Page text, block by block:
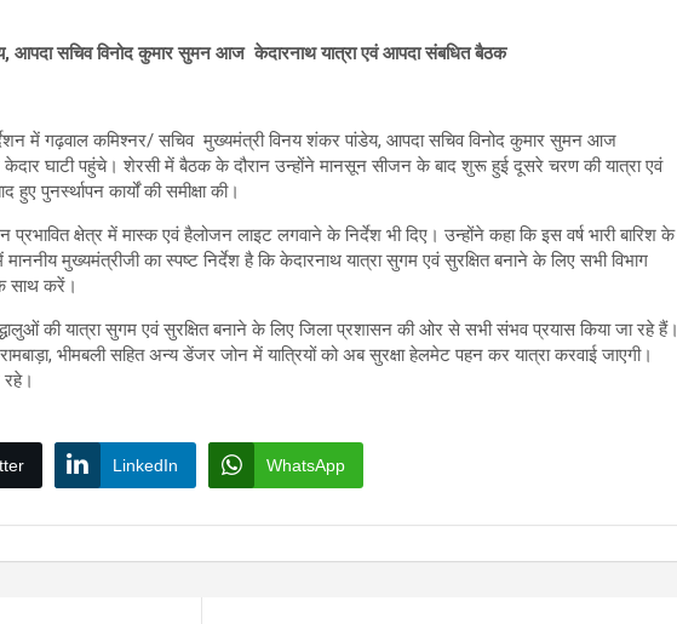
आपदा सचिव विनोद कुमार सुमन आज केदारनाथ यात्रा एवं आपदा संबधित बैठक
में गढ़वाल कमिश्नर/ सचिव मुख्यमंत्री विनय शंकर पांडेय, आपदा सचिव विनोद कुमार सुमन आज
घाटी पहुंचे। शेरसी में बैठक के दौरान उन्होंने मानसून सीजन के बाद शुरू हुई दूसरे चरण की यात्रा एवं
पुनर्स्थापन कार्यों की समीक्षा की।
क्षेत्र में मास्क एवं हैलोजन लाइट लगवाने के निर्देश भी दिए। उन्होंने कहा कि इस वर्ष भारी बारिश के
मुख्यमंत्रीजी का स्पष्ट निर्देश है कि केदारनाथ यात्रा सुगम एवं सुरक्षित बनाने के लिए सभी विभाग
के साथ करें।
की यात्रा सुगम एवं सुरक्षित बनाने के लिए जिला प्रशासन की ओर से सभी संभव प्रयास किया जा रहे हैं।
भीमबली सहित अन्य डेंजर जोन में यात्रियों को अब सुरक्षा हेलमेट पहन कर यात्रा करवाई जाएगी।
LinkedIn WhatsApp